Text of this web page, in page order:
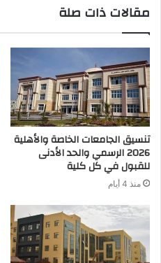
مقالات ذات صلة
تنسيق الجامعات الخاصة والأهلية
2026 الرسمي والحد الأدنى
للقبول في كل كلية
منذ 4 أيام